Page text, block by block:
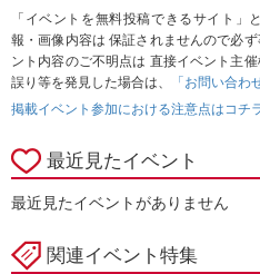
「イベントを無料投稿できるサイト
報・画像内容は 保証されませんので必
ント内容のご不明点は 直接イベント主
誤り等を発見した場合は、
「お問い合わ
掲載イベント参加における注意点はコチ
最近見たイベント
最近見たイベントがありません
関連イベント特集